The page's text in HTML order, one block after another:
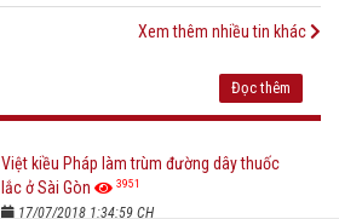
Xem thêm nhiều tin khác
Đọc thêm
Việt kiều Pháp làm trùm đường dây thuốc
lắc ở Sài Gòn
3951
17/07/2018 1:34:59 CH